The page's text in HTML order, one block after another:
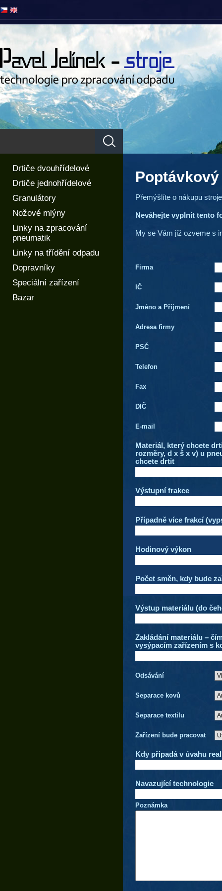
Drtiče dvouhřídelové
Drtiče jednohřídelové
Granulátory
Nožové mlýny
Linky na zpracování
pneumatik
Linky na třídění odpadu
Dopravníky
Speciální zařízení
Bazar
Přemýšlíte o nákupu
Neváhejte vyplnit tento
My se Vám již ozveme s
Firma
IČ
Jméno a Příjmení
Adresa firmy
PSČ
Telefon
Fax
DIČ
E-mail
Materiál, který chcete
rozměry, d x š x v) u
chcete drtit
Výstupní frakce
Případně více frakcí
Hodinový výkon
Počet směn, kdy bude
Výstup materiálu (do
Zakládání materiálu –
vysýpacím zařízením s
Odsávání
Separace kovů
Separace textilu
Zařízení bude pracovat
Kdy připadá v úvahu
Navazující technologie
Poznámka